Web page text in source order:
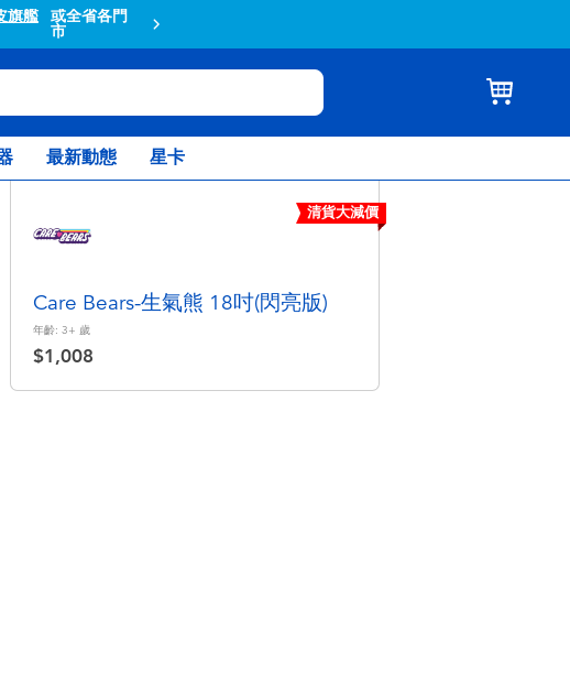
旗艦
或全省各門
市
最新動態 星卡
清貨大減價
Care Bears-生氣熊 18吋(閃亮版)
年齡: 3+ 歲
$1,008